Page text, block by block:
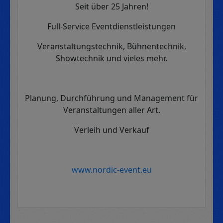
Seit über 25 Jahren!
Full-Service Eventdienstleistungen
Veranstaltungstechnik, Bühnentechnik,
Showtechnik und vieles mehr.
Planung, Durchführung und Management für
Veranstaltungen aller Art.
Verleih und Verkauf
www.nordic-event.eu